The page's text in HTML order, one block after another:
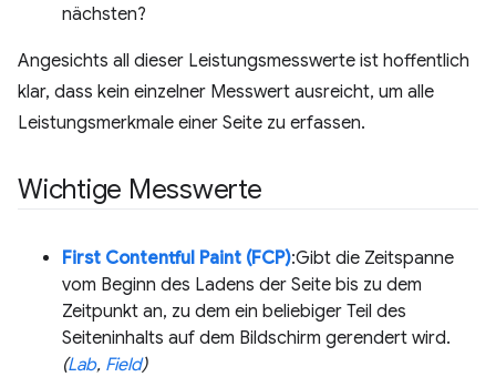
nächsten?
Angesichts all dieser Leistungsmesswerte ist hoffentlich
klar, dass kein einzelner Messwert ausreicht, um alle
Leistungsmerkmale einer Seite zu erfassen.
Wichtige Messwerte
First Contentful Paint (FCP):Gibt die Zeitspanne
vom Beginn des Ladens der Seite bis zu dem
Zeitpunkt an, zu dem ein beliebiger Teil des
Seiteninhalts auf dem Bildschirm gerendert wird.
(Lab, Field)